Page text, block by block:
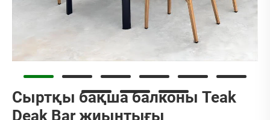
Сыртқы бақша балконы Teak
Deak Bar жиынтығы